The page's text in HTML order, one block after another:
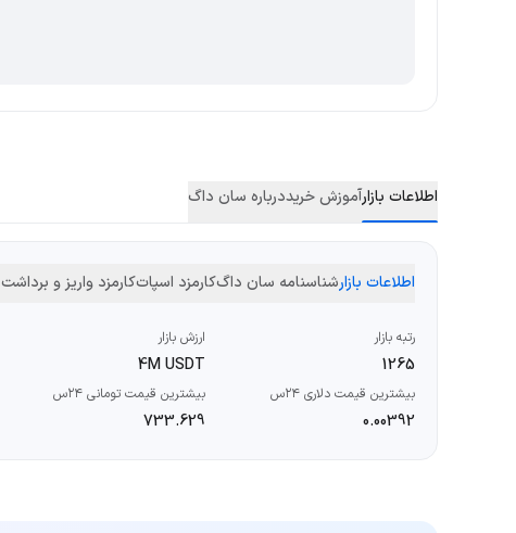
اطلاعات بازارآموزش خریددرباره سان داگ
اطلاعات بازارشناسنامه سان داگکارمزد اسپاتکارمزد واریز و برداشت
رتبه بازار
1265
ارزش بازار
4M USDT
بیشترین قیمت دلاری ۲۴س
0.00392
بیشترین قیمت تومانی ۲۴س
733.629